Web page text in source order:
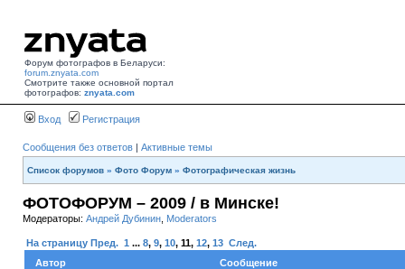
Форум фотографов в Беларуси:
forum.znyata.com
Смотрите также основной портал
фотографов: znyata.com
Вход Регистрация
Сообщения без ответов | Активные темы
Список форумов » Фото Форум » Фотографическая жизнь
ФОТОФОРУМ – 2009 / в Минске!
Модераторы: Андрей Дубинин Moderators
На страницу Пред. 1 ... 8, 9, 10, 11, 12, 13 След.
Автор
Сообщение